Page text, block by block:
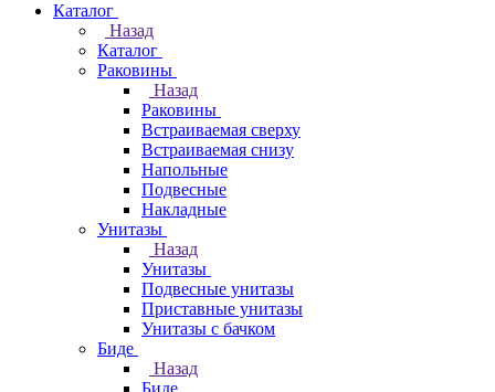
Каталог
Назад
Каталог
Раковины
Назад
Раковины
Встраиваемая сверху
Встраиваемая снизу
Напольные
Подвесные
Накладные
Унитазы
Назад
Унитазы
Подвесные унитазы
Приставные унитазы
Унитазы с бачком
Биде
Назад
Биде